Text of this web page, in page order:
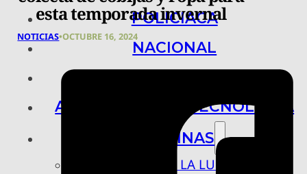
POLICIACA
NACIONAL
ARTE, CIENCIA Y TECNOLOGÍA
COLUMNAS
BAJO LA LUPA
esta temporada invernal
NOTICIAS•OCTUBRE 16, 2024